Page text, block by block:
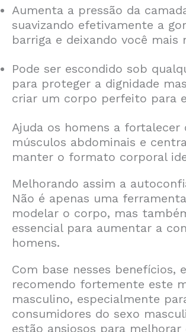
Aumenta a pressão da
suavizando efetivamente a
barriga e deixando você mais
Pode ser escondido sob
para proteger a dignidade
criar um corpo perfeito para
Ajuda os homens a fortalecer
músculos abdominais e
manter o formato corporal
Melhorando assim a
Não é apenas uma
modelar o corpo, mas
essencial para aumentar a
homens.
Com base nesses benefícios,
recomendo fortemente este
masculino, especialmente
consumidores do sexo
estão ansiosos para